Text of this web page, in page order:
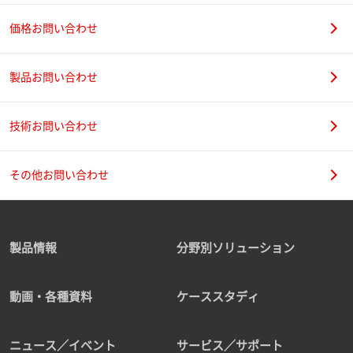
価格お問い合わせ
製品お問い合わせ
技術お問い合わせ
その他お問い合わせ
製品情報 分野別ソリューション
動画・各種資料 ケーススタディ
ニュース／イベント サービス／サポート